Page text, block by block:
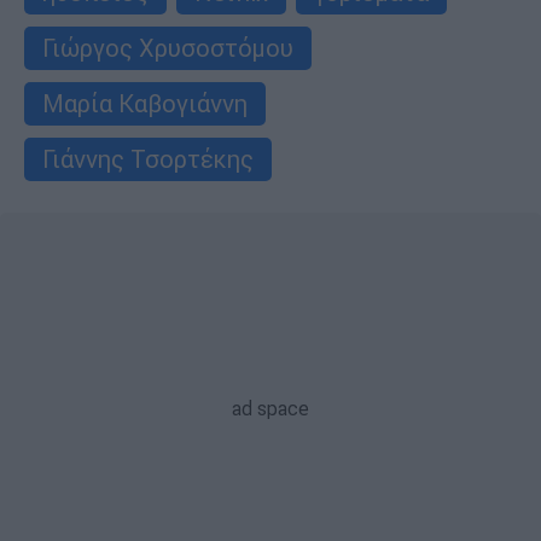
Γιώργος Χρυσοστόμου
Μαρία Καβογιάννη
Γιάννης Τσορτέκης